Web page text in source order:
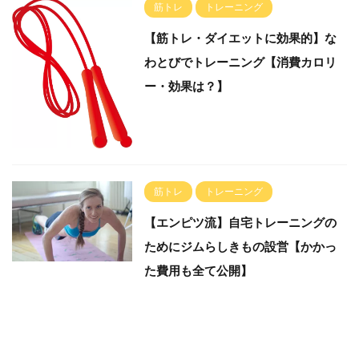
筋トレ トレーニング
【筋トレ・ダイエットに効果的】な
わとびでトレーニング【消費カロリ
ー・効果は？】
筋トレ トレーニング
【エンピツ流】自宅トレーニングの
ためにジムらしきもの設営【かかっ
た費用も全て公開】